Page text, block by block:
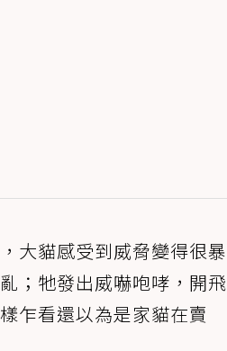
大貓感受到威脅變得很暴
；牠發出威嚇咆哮，開飛
乍看還以為是家貓在賣